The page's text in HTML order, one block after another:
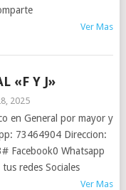
Ver Mas
«F Y J»
2025
en General por mayor y
73464904 Direccion:
Facebook0 Whatsapp
redes Sociales
Ver Mas